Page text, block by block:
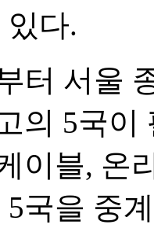
있다.
터 서울
의 5국
이블, 온
국을 중